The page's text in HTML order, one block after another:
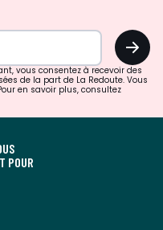
OK
vous consentez à recevoir des
de la part de La Redoute. Vous
en savoir plus, consultez
POUR